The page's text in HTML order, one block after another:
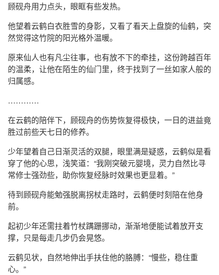
顾砚舟用力点头，眼眶有些发热。
他望着云鹤白衣胜雪的身影，又看了看天上盘旋的仙鹤，突
然觉得这竹院的阳光格外温暖。
原来仙人也有凡尘往事，也有放不下的牵挂，这份跨越百年
的温柔，让他在陌生的仙门里，终于找到了一丝如家人般的
归属感。
…………
在云鹤的陪伴下，顾砚舟的伤势恢复得极快，一日的进益竟
胜过前些天七日的修养。
少年望着自己日渐灵活的双腿，眼里满是疑惑，云鹤似是看
穿了他的心思，浅笑道：“我刚突破元婴境，灵力自然比寻
常修士强劲些，助你恢复经脉时效果也更显着。”
待到顾砚舟能勉强脱离拐杖走路时，云鹤便时刻陪在他身
前。
起初少年还需拄着竹杖蹒跚挪动，渐渐地便能试着放开支
撑，只是每走几步仍会晃悠。
云鹤见状，自然地伸出手扶住他的胳膊：“慢些，稳住重
心。”